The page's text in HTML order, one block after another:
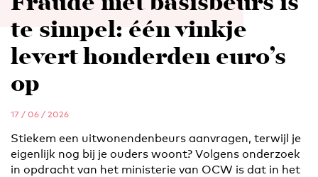
te simpel: één vinkje
levert honderden euro’s
op
17 / 06 / 2026
Stiekem een uitwonendenbeurs aanvragen, terwijl je
eigenlijk nog bij je ouders woont? Volgens onderzoek
in opdracht van het ministerie van OCW is dat in het